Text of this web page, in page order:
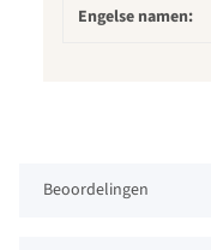
Engelse namen:
Beoordelingen